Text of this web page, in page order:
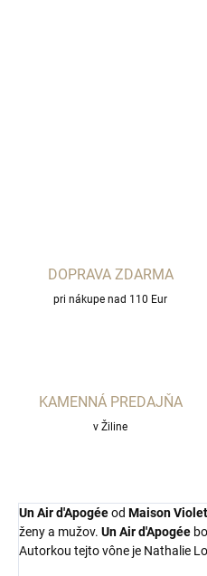
DOPRAVA ZDARMA
pri nákupe nad 110 Eur
KAMENNÁ PREDAJŇA
v Žiline
Un Air d'Apogéeod Maison Violet
ženy a mužov. Un Air d'Apogée
Autorkou tejto vône je Nathalie